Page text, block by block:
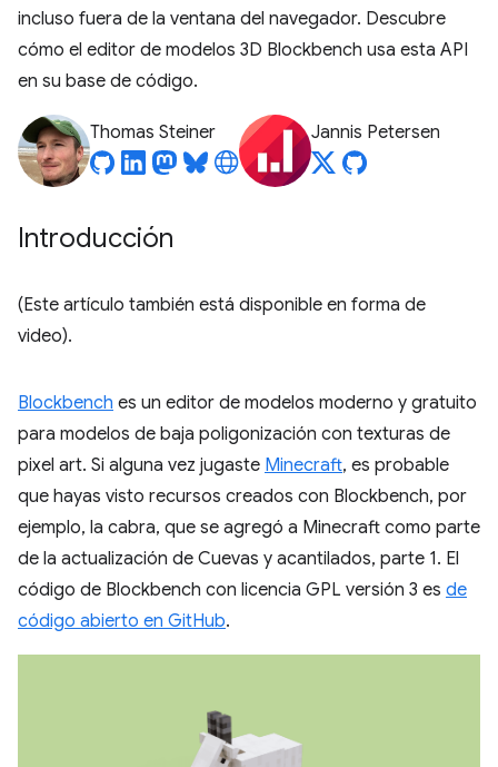
incluso fuera de la ventana del navegador. Descubre
cómo el editor de modelos 3D Blockbench usa esta API
en su base de código.
Thomas Steiner Jannis Petersen
Introducción
(Este artículo también está disponible en forma de
video).
Blockbench es un editor de modelos moderno y gratuito
para modelos de baja poligonización con texturas de
pixel art. Si alguna vez jugaste Minecraft, es probable
que hayas visto recursos creados con Blockbench, por
ejemplo, la cabra, que se agregó a Minecraft como parte
de la actualización de Cuevas y acantilados, parte 1. El
código de Blockbench con licencia GPL versión 3 es de
código abierto en GitHub.